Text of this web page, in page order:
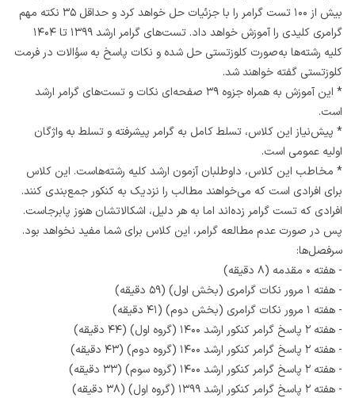
بیش از ۱۰۰ تست گرامر را با جزئیات حل خواهد کرد و حداقل ۳۵ نکته مهم
گرامری کلیدی را آموزش خواهد داد. تست‌های گرامر ارشد ۱۳۹۹ تا ۱۴۰۴
کلیه رشته‌ها به‌صورت کلوزتستی حل شده و نکات پاسخ به سؤالات در فرمت
کلوزتستی گفته خواهند شد.
* این آموزش به همراه جزوه ۳۹ صفحه‌ای نکات و تست‌های گرامر ارشد
است.
* پیش‌نیاز این کلاس، تسلط کامل به گرامر پیشرفته و تسلط به واژگان
اولیه عمومی است.
* مخاطب این کلاس، داوطلبان آزمون‌ ارشد کلیه رشته‌هاست. این کلاس
برای افرادی است که می‌خواهند مطالب را نزدیک به کنکور جمع‌بندی کنند.
افرادی که تست گرامر زده‌اند اما به هر دلیل، اشکالاتشان هنوز پابرجاست.
پس در صورت عدم مطالعه گرامر، این کلاس برای شما مفید نخواهد بود.
سرفصل‌ها:
- هفته ۰ مقدمه (۸ دقیقه)
- هفته ۱ مرور نکات گرامری (بخش اول) (۵۹ دقیقه)
- هفته ۱ مرور نکات گرامری (بخش دوم) (۴۱ دقیقه)
- هفته ۲ پاسخ گرامر کنکور ارشد ۱۴۰۰ (گروه اول) (۴۴ دقیقه)
- هفته ۲ پاسخ گرامر کنکور ارشد ۱۴۰۰ (گروه دوم) (۴۳ دقیقه)
- هفته ۲ پاسخ گرامر کنکور ارشد ۱۴۰۰ (گروه سوم) (۳۳ دقیقه)
- هفته ۲ پاسخ گرامر کنکور ارشد ۱۳۹۹ (گروه اول) (۳۸ دقیقه)